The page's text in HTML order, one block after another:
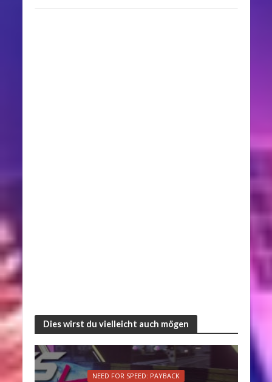
Dies wirst du vielleicht auch mögen
NEED FOR SPEED: PAYBACK